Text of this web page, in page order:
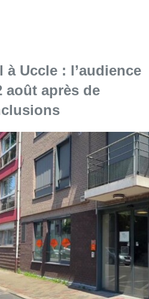
à Uccle : l’audience
août après de